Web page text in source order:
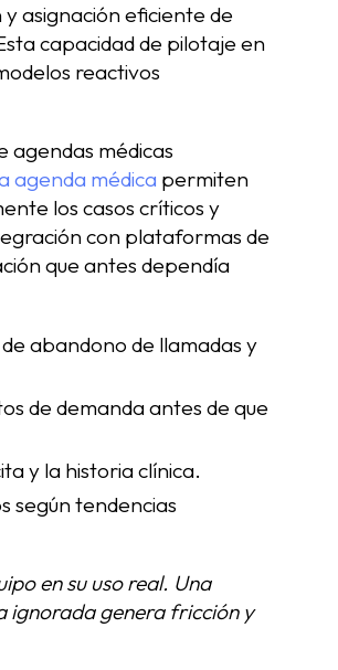
asignación eficiente de
capacidad de pilotaje en
reactivos
agendas médicas
agenda médica permiten
los casos críticos y
con plataformas de
que antes dependía
abandono de llamadas y
de demanda antes de que
y la historia clínica.
según tendencias
en su uso real. Una
ignorada genera fricción y